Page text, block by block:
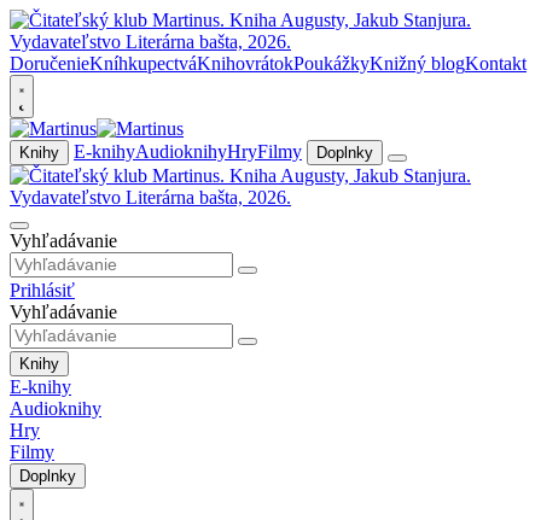
DoručenieKníhkupectváKnihovrátokPoukážkyKnižný blogKontakt
Knihy E-knihyAudioknihyHryFilmy Doplnky
Vyhľadávanie
Prihlásiť
Vyhľadávanie
Knihy
E-knihy
Audioknihy
Hry
Filmy
Doplnky